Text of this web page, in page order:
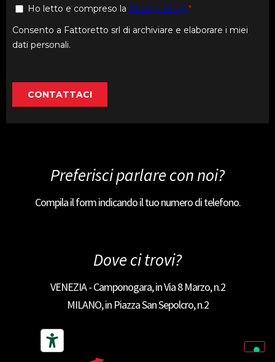
Preferisci parlare con noi?
Compila il form indicando il tuo numero di telefono.
Dove ci trovi?
VENEZIA - Camponogara, in Via 8 Marzo, n.2
MILANO, in Piazza San Sepolcro, n.2